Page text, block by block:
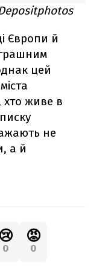
Європи й
цей
хто живе в
не
а й
😢
0
😡
0